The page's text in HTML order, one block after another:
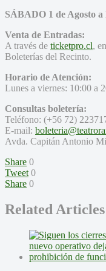
SÁBADO 1 de Agosto a
Venta de Entradas:
A través de ticketpro.cl,
Boleterías del Recinto.
Horario de Atención:
Lunes a viernes: 10:00 a
Consultas boletería:
Teléfono: (+56 72)
E-mail:
Avda. Capitán Antonio
Share 0
Tweet 0
Share 0
Related Articles